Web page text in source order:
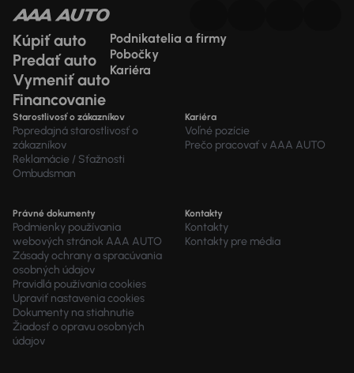
Kúpiť auto
Predať auto
Vymeniť auto
Financovanie
Podnikatelia a firmy
Pobočky
Kariéra
Starostlivosť o zákazníkov
Popredajná starostlivosť o
zákazníkov
Reklamácie / Sťažnosti
Ombudsman
Kariéra
Voľné pozície
Prečo pracovať v AAA AUTO
Právné dokumenty
Podmienky používania
webových stránok AAA AUTO
Zásady ochrany a spracúvania
osobných údajov
Pravidlá používania cookies
Upraviť nastavenia cookies
Dokumenty na stiahnutie
Žiadosť o opravu osobných
údajov
Kontakty
Kontakty
Kontakty pre média